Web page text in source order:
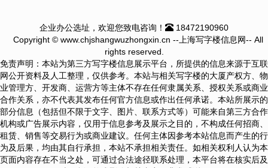
企业办公选址，欢迎您致电咨询！
18472190960
Copyright © www.chjshangwuzhongxin.cn --上海写字楼信息网-- All
rights reserved.
免责声明：本站为第三方写字楼信息展示平台，所提供的信息来源于互联
网公开资料及人工整理，仅供参考。本站与相关写字楼的大厦产权方、物
业管理方、开发商、运营方等主体不存在任何隶属关系、授权关系或商业
合作关系，亦不代表其发布任何官方信息或作出任何承诺。本站所展示的
部分信息（包括但不限于文字、图片、联系方式等）可能来自第三方合作
机构或广告展示内容，仅用于信息参考及展示之目的，不构成任何招商、
租赁、销售等交易行为或商业建议。任何主体因参考本站信息而产生的行
为及后果，均由其自行承担，本站不承担相关责任。如相关权利人认为本
页面内容存在不当之处，可通过合法途径联系处理，本平台将在核实后及